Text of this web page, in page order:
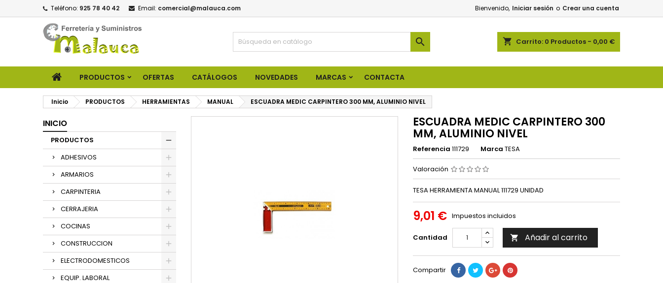
Teléfono: 925 78 40 42 Email: comercial@malauca.com Bienvenido, Iniciar sesión o Crear una cuenta
shopping_cart Carrito: 0 Productos - 0,00 €

PRODUCTOS OFERTAS CATÁLOGOS NOVEDADES MARCAS CONTACTA
Inicio PRODUCTOS HERRAMIENTAS MANUAL ESCUADRA MEDIC CARPINTERO 300 MM, ALUMINIO NIVEL
INICIO
PRODUCTOS
ADHESIVOS
ARMARIOS
CARPINTERIA
CERRAJERIA
COCINAS
CONSTRUCCION
ELECTRODOMESTICOS
EQUIP. LABORAL
ESCUADRA MEDIC CARPINTERO 300
MM, ALUMINIO NIVEL
Referencia 111729 Marca TESA
Valoración
TESA HERRAMIENTA MANUAL 111729 UNIDAD
9,01 € Impuestos incluidos
Cantidad  Añadir al carrito
Compartir